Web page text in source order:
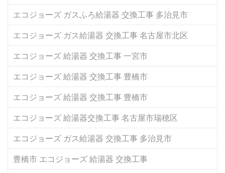
エコジョーズ ガスふろ給湯器 交換工事 多治見市
エコジョーズ ガス給湯器 交換工事 名古屋市北区
エコジョーズ 給湯器 交換工事 一宮市
エコジョーズ 給湯器 交換工事 豊橋市
エコジョーズ 給湯器 交換工事 豊橋市
エコジョーズ 給湯器交換工事 名古屋市瑞穂区
エコジョーズ ガス給湯器 交換工事 多治見市
豊橋市 エコジョーズ 給湯器 交換工事